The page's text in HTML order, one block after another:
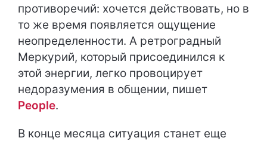
противоречий: хочется действовать, но в
то же время появляется ощущение
неопределенности. А ретроградный
Меркурий, который присоединился к
этой энергии, легко провоцирует
недоразумения в общении, пишет
People.
В конце месяца ситуация станет еще